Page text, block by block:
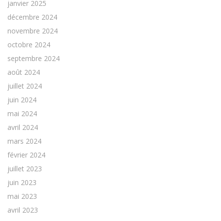
janvier 2025
décembre 2024
novembre 2024
octobre 2024
septembre 2024
août 2024
juillet 2024
juin 2024
mai 2024
avril 2024
mars 2024
février 2024
juillet 2023
juin 2023
mai 2023
avril 2023